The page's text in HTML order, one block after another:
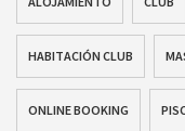
HABITACIÓN CLUB
ONLINE BOOKING